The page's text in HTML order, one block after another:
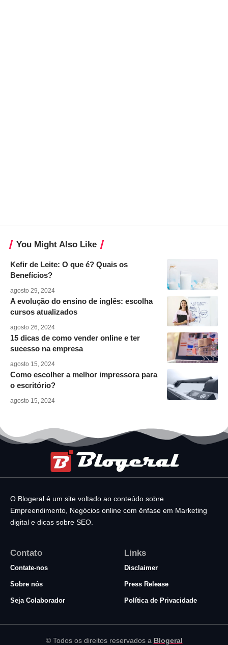
You Might Also Like
Kefir de Leite: O que é? Quais os
Benefícios?
agosto 29, 2024
A evolução do ensino de inglês: escolha
cursos atualizados
agosto 26, 2024
15 dicas de como vender online e ter
sucesso na empresa
agosto 15, 2024
Como escolher a melhor impressora para
o escritório?
agosto 15, 2024
O Blogeral é um site voltado ao conteúdo sobre
Empreendimento, Negócios online com ênfase em Marketing
digital e dicas sobre SEO.
Contato
Contate-nos
Sobre nós
Seja Colaborador
Links
Disclaimer
Press Release
Política de Privacidade
© Todos os direitos reservados a Blogeral